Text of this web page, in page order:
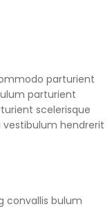
parturient
parturient
scelerisque
hendrerit
convallis bulum